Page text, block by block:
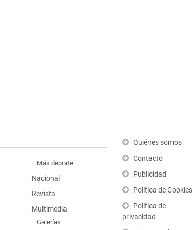
Más deporte
Nacional
Revista
Multimedia
Galerías
Quiénes somos
Contacto
Publicidad
Política de Cookies
Política de
privacidad